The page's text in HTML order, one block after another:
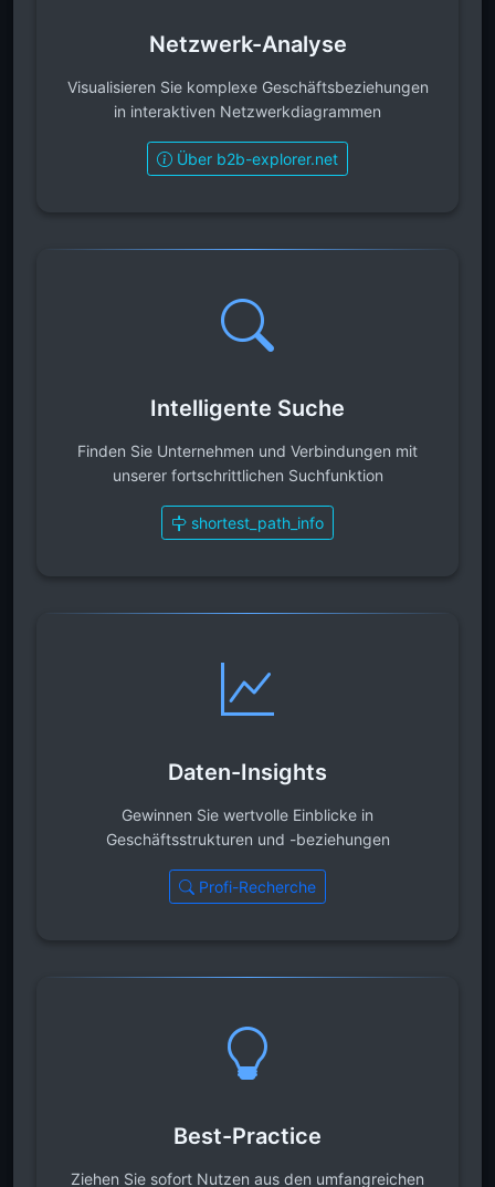
Netzwerk-Analyse
Visualisieren Sie komplexe Geschäftsbeziehungen
in interaktiven Netzwerkdiagrammen
Über b2b-explorer.net
Intelligente Suche
Finden Sie Unternehmen und Verbindungen mit
unserer fortschrittlichen Suchfunktion
shortest_path_info
Daten-Insights
Gewinnen Sie wertvolle Einblicke in
Geschäftsstrukturen und -beziehungen
Profi-Recherche
Best-Practice
Ziehen Sie sofort Nutzen aus den umfangreichen